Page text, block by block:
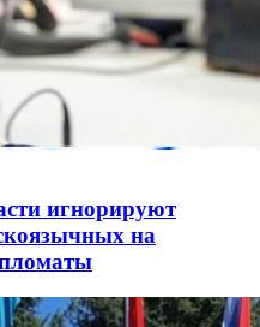
игнорируют
на